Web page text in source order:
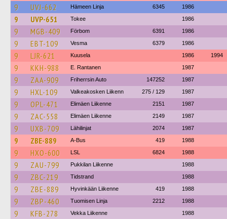
9 UVJ-662 Hämeen Linja 6345 1986
9 UVP-651 Tokee 1986
9 MGB-409 Förbom 6391 1986
9 EBT-109 Vesma 6379 1986
9 LJR-621 Kuusela 1986 1994
9 KKH-988 E. Rantanen 1987
9 ZAA-909 Friherrsin Auto 147252 1987
9 HXL-109 Valkeakosken Liikenn 275 / 129 1987
9 OPL-471 Elimäen Liikenne 2151 1987
9 ZAC-558 Elimäen Liikenne 2149 1987
9 UXB-709 Lähilinjat 2074 1987
9 ZBE-889 A-Bus 419 1988
9 HXO-600 LSL 6824 1988
9 ZAU-799 Pukkilan Liikenne 1988
9 ZBC-219 Tidstrand 1988
9 ZBE-889 Hyvinkään Liikenne 419 1988
9 ZBP-460 Tuomisen Linja 2212 1988
9 KFB-278 Vekka Liikenne 1988